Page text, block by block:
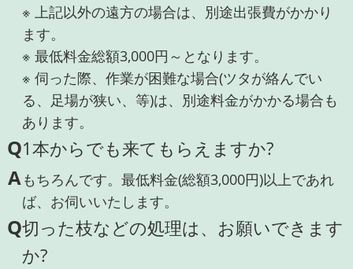
※ 上記以外の遠方の場合は、別途出張費がかかり
ます。
※ 最低料金総額3,000円～となります。
※ 伺った際、作業が困難な場合(ツタが絡んでい
る、足場が狭い、等)は、別途料金がかかる場合も
あります。
Q1本からでも来てもらえますか?
Aもちろんです。最低料金(総額3,000円)以上であれ
ば、お伺いいたします。
Q切った枝などの処理は、お願いできます
か?